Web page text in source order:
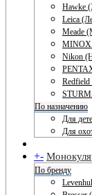
Hawke
Leica
Meade
MINOX
Nikon
По назначению
Для
Для
+-
По бренду